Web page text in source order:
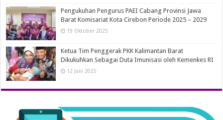
Pengukuhan Pengurus PAEI Cabang Provinsi Jawa
Barat Komisariat Kota Cirebon Periode 2025 – 2029
19 Oktober 2025
Ketua Tim Penggerak PKK Kalimantan Barat
Dikukuhkan Sebagai Duta Imunisasi oleh Kemenkes RI
12 Juni 2025